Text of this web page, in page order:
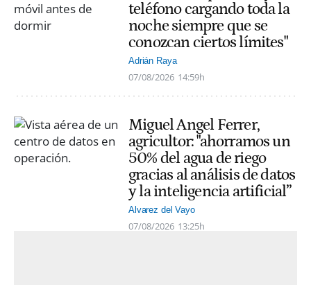
teléfono cargando toda la
noche siempre que se
conozcan ciertos límites"
Adrián Raya
07/08/2026 14:59h
Miguel Angel Ferrer,
agricultor: "ahorramos un
50% del agua de riego
gracias al análisis de datos
y la inteligencia artificial”
Alvarez del Vayo
07/08/2026 13:25h